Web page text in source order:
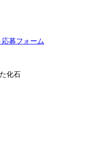
応募フォーム
化石